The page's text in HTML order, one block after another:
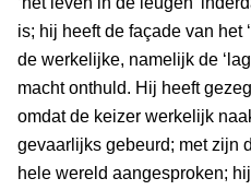
is; hij heeft de façade van het
de werkelijke, namelijk de
macht onthuld. Hij heeft
omdat de keizer werkelijk
gevaarlijks gebeurd; met zijn
hele wereld aangesproken;